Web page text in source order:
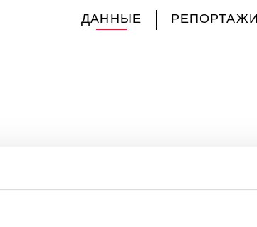
ДАННЫЕ РЕПОРТАЖИ